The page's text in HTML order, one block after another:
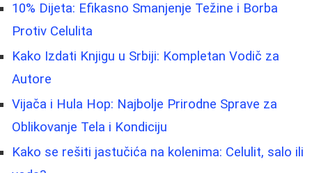
10% Dijeta: Efikasno Smanjenje Težine i Borba
Protiv Celulita
Kako Izdati Knjigu u Srbiji: Kompletan Vodič za
Autore
Vijača i Hula Hop: Najbolje Prirodne Sprave za
Oblikovanje Tela i Kondiciju
Kako se rešiti jastučića na kolenima: Celulit, salo ili